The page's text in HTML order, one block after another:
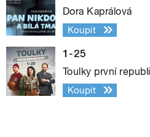
Dora Kaprálová
Koupit
1-25
Toulky první
Koupit